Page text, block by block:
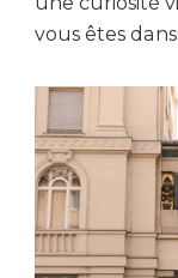
vous êtes